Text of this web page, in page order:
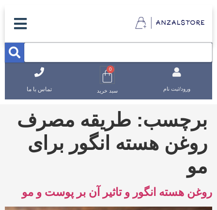
ورود/ثبت نام
0
سبد خرید تماس با ما
برچسب: طریقه مصرف
روغن هسته انگور برای
مو
روغن هسته انگور و تاثیر آن بر پوست و مو